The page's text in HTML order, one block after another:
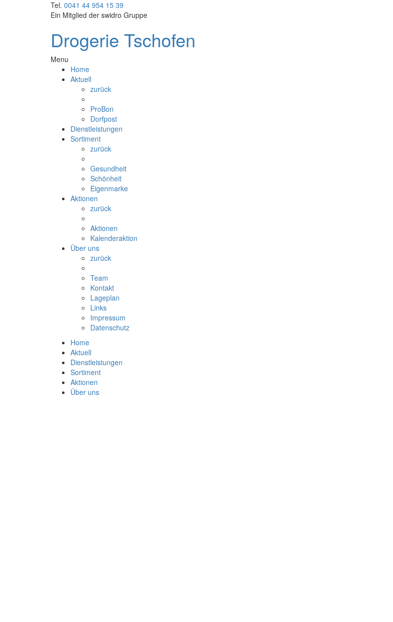
Tel. 0041 44 954 15 39
Ein Mitglied der swidro Gruppe
Drogerie Tschofen
Menu
Home
Aktuell
zurück
ProBon
Dorfpost
Dienstleistungen
Sortiment
zurück
Gesundheit
Schönheit
Eigenmarke
Aktionen
zurück
Aktionen
Kalenderaktion
Über uns
zurück
Team
Kontakt
Lageplan
Links
Impressum
Datenschutz
Home
Aktuell
Dienstleistungen
Sortiment
Aktionen
Über uns